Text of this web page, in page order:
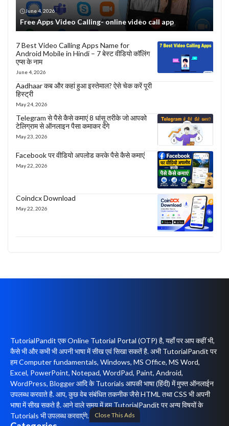
Close This Ads
June 4, 2026
Free Apps Video Calling- online video call app
7 Best Video Calling Apps Name for
Android Mobile in Hindi – 7 बेस्ट वीडियो कॉलिंग
एप्स के नाम
June 4, 2026
Aadhaar कब और कहां हुआ इस्तेमाल? ऐसे चेक करें पूरी
हिस्ट्री
May 24, 2026
Telegram से पैसे कैसे कमाएं 8 धांसू तरीके जो आपको
टेलिग्राम से ऑनलाइन पैसा कमाकर देंगे
May 23, 2026
Facebook पर वीडियो अपलोड करके पैसे कैसे कमाएं
May 22, 2026
Coindcx Download
May 22, 2026
TutorialPandit एक Online Tutorial Portal (OTP) है, यहाँ पर आप कहीं भी,
कैसे भी और कभी भी अपनी भाषा में सीख एवं सिखा सकतें है. अभी TutorialPandit पर
हम Computer fundamentals, Windows, MS Office, MS Word,
Excel, PowerPoint, Notepad, WordPad, Paint, Android,
WordPress, Blogger आदि के Tutorials आपकी भाषा (हिंदी) में मुफ्त ऑनलाईन
उपलब्ध करवाते है. आप, कुछ वेब संबंधित तकनीक जैसे HTML तथा CSS भी अपनी
भाषा में सीख सकते है. आने वाले समय में हम TutorialPandit पर अन्य विषयों के
Tutorials भी उपलब्ध करवाएंगे.